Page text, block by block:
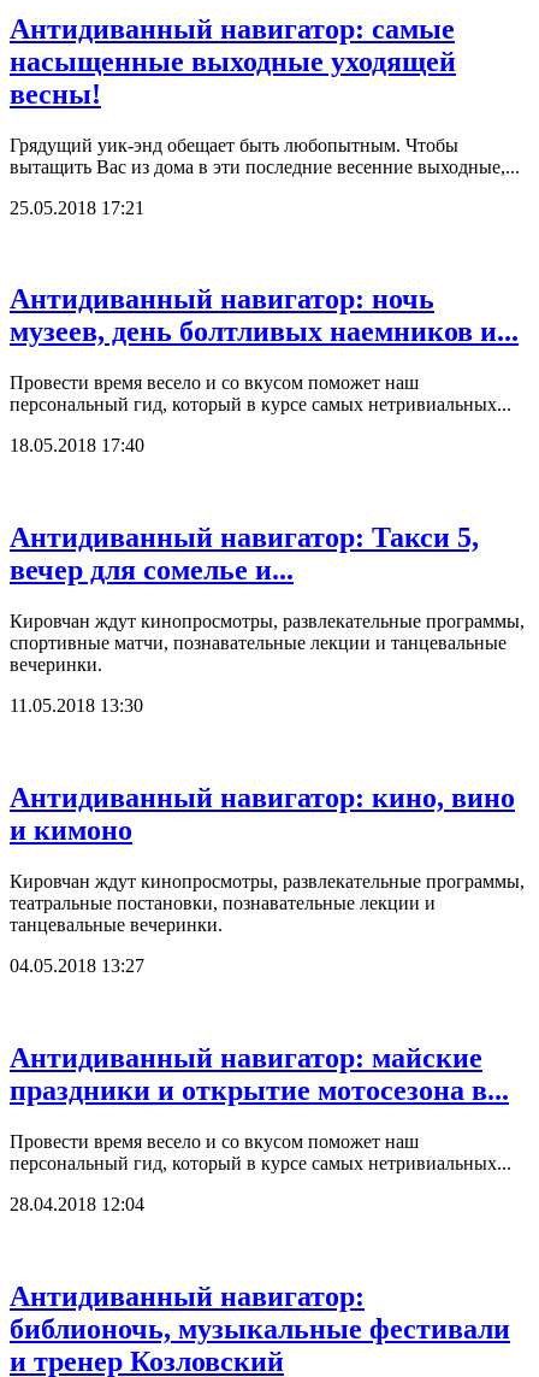
Антидиванный навигатор: самые
насыщенные выходные уходящей
весны!
Грядущий уик-энд обещает быть любопытным. Чтобы
вытащить Вас из дома в эти последние весенние выходные,...
25.05.2018 17:21
Антидиванный навигатор: ночь
музеев, день болтливых наемников и...
Провести время весело и со вкусом поможет наш
персональный гид, который в курсе самых нетривиальных...
18.05.2018 17:40
Антидиванный навигатор: Такси 5,
вечер для сомелье и...
Кировчан ждут кинопросмотры, развлекательные программы,
спортивные матчи, познавательные лекции и танцевальные
вечеринки.
11.05.2018 13:30
Антидиванный навигатор: кино, вино
и кимоно
Кировчан ждут кинопросмотры, развлекательные программы,
театральные постановки, познавательные лекции и
танцевальные вечеринки.
04.05.2018 13:27
Антидиванный навигатор: майские
праздники и открытие мотосезона в...
Провести время весело и со вкусом поможет наш
персональный гид, который в курсе самых нетривиальных...
28.04.2018 12:04
Антидиванный навигатор:
библионочь, музыкальные фестивали
и тренер Козловский